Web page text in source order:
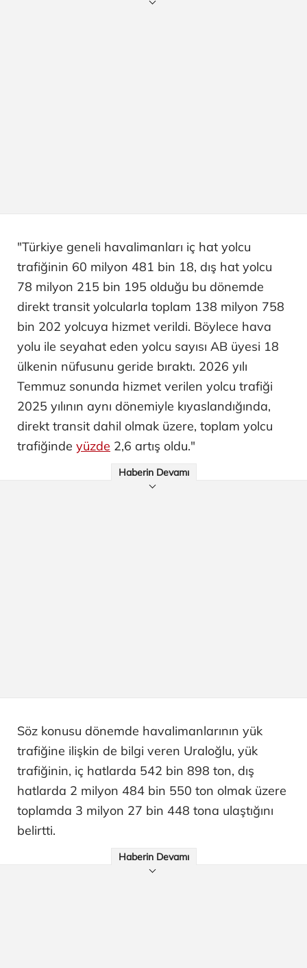
"Türkiye geneli havalimanları iç hat yolcu
trafiğinin 60 milyon 481 bin 18, dış hat yolcu
78 milyon 215 bin 195 olduğu bu dönemde
direkt transit yolcularla toplam 138 milyon 758
bin 202 yolcuya hizmet verildi. Böylece hava
yolu ile seyahat eden yolcu sayısı AB üyesi 18
ülkenin nüfusunu geride bıraktı. 2026 yılı
Temmuz sonunda hizmet verilen yolcu trafiği
2025 yılının aynı dönemiyle kıyaslandığında,
direkt transit dahil olmak üzere, toplam yolcu
trafiğinde yüzde 2,6 artış oldu."
Haberin Devamı
Söz konusu dönemde havalimanlarının yük
trafiğine ilişkin de bilgi veren Uraloğlu, yük
trafiğinin, iç hatlarda 542 bin 898 ton, dış
hatlarda 2 milyon 484 bin 550 ton olmak üzere
toplamda 3 milyon 27 bin 448 tona ulaştığını
belirtti.
Haberin Devamı